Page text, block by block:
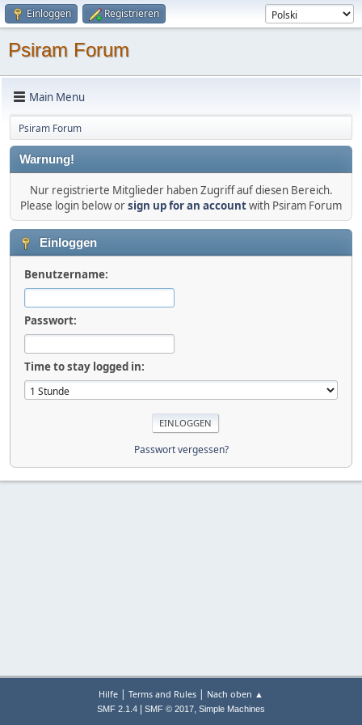
Einloggen Registrieren
Psiram Forum
Main Menu
Psiram Forum
Warnung!
Nur registrierte Mitglieder haben Zugriff auf diesen Bereich.
Please login below orsign up for an accountwith Psiram Forum
Einloggen
Benutzername:
Passwort:
Time to stay logged in:
Passwort vergessen?
Hilfe | Terms and Rules | Nach oben ▲
SMF 2.1.4 SMF © 2017, Simple Machines